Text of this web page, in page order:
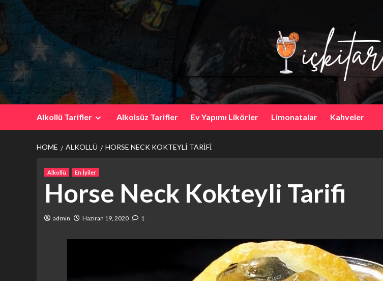
to
Alkollü Tarifler Alkolsüz Tarifler Ev Yapımı Likörler Limonatalar Kahveler
HOME ALKOLLÜ HORSE NECK KOKTEYLI TARIFI
Alkollü En İyiler
Horse Neck Kokteyli Tarifi
admin Haziran 19, 2020 1